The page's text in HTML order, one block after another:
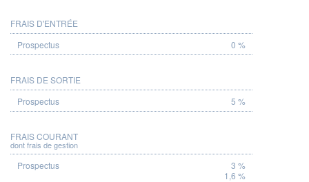
PROSPECTUS
FRAIS D'ENTRÉE
0 %
FRAIS DE SORTIE
5 %
FRAIS COURANT
dont frais de gestion
3 %
1,6 %